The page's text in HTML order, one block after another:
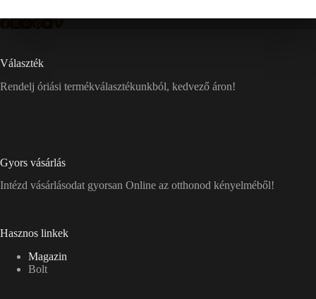
Választék
Rendelj óriási termékválasztékunkból, kedvező áron!
Gyors vásárlás
Intézd vásárlásodat gyorsan Online az otthonod kényelméből!
Hasznos linkek
Magazin
Bolt